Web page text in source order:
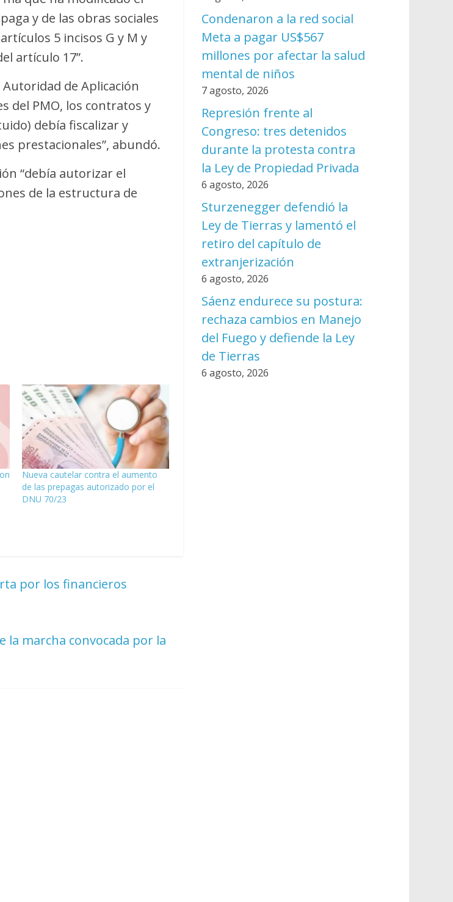
y de las obras sociales
5 incisos G y M y
artículo 17”.
de Aplicación
del PMO, los contratos y
debía fiscalizar y
prestacionales”, abundó.
“debía autorizar el
de la estructura de
Nueva cautelar contra el aumento
de las prepagas autorizado por el
DNU 70/23
por los financieros
la marcha convocada por la
Condenaron a la red social
Meta a pagar US$567
millones por afectar la salud
mental de niños
7 agosto, 2026
Represión frente al
Congreso: tres detenidos
durante la protesta contra
la Ley de Propiedad Privada
6 agosto, 2026
Sturzenegger defendió la
Ley de Tierras y lamentó el
retiro del capítulo de
extranjerización
6 agosto, 2026
Sáenz endurece su postura:
rechaza cambios en Manejo
del Fuego y defiende la Ley
de Tierras
6 agosto, 2026